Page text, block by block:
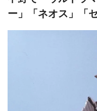
ー」「ネオス」「